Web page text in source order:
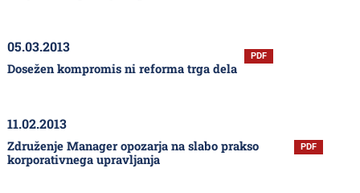
05.03.2013
Dosežen kompromis ni reforma trga dela
PDF
11.02.2013
Združenje Manager opozarja na slabo prakso
korporativnega upravljanja
PDF